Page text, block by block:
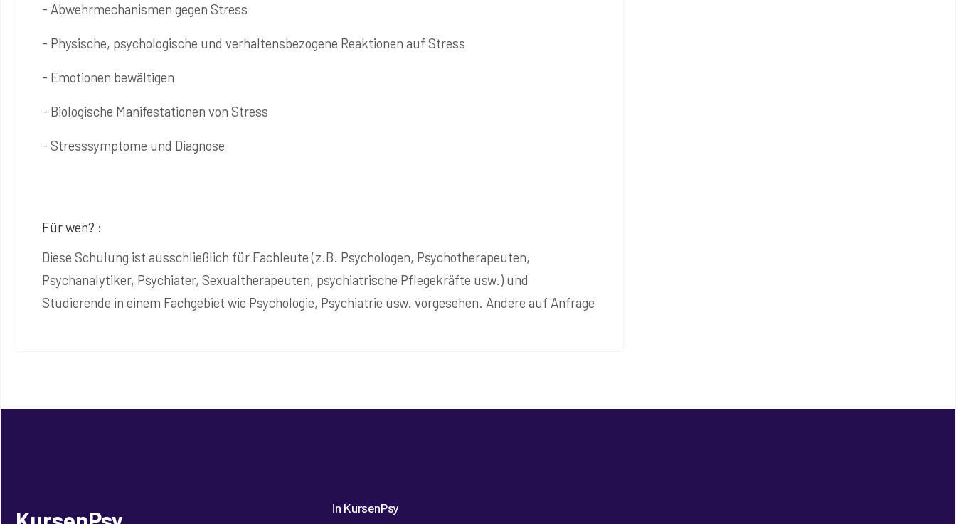
- Abwehrmechanismen gegen Stress
- Physische, psychologische und verhaltensbezogene Reaktionen auf Stress
- Emotionen bewältigen
- Biologische Manifestationen von Stress
- Stresssymptome und Diagnose
Für wen? :
Diese Schulung ist ausschließlich für Fachleute (z.B. Psychologen, Psychotherapeuten,
Psychanalytiker, Psychiater, Sexualtherapeuten, psychiatrische Pflegekräfte usw.) und
Studierende in einem Fachgebiet wie Psychologie, Psychiatrie usw. vorgesehen. Andere auf Anfrage
in KursenPsy